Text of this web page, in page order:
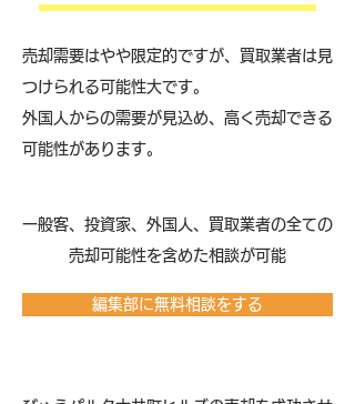
売却需要はやや限定的ですが、買取業者は見
つけられる可能性大です。
外国人からの需要が見込め、高く売却できる
可能性があります。
​一般客、投資家、外国人、買取業者の全ての
売却可能性を含めた相談が可能
編集部に無料相談をする